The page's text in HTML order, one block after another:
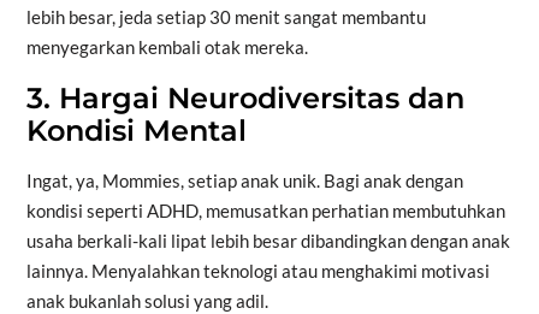
lebih besar, jeda setiap 30 menit sangat membantu
menyegarkan kembali otak mereka.
3. Hargai Neurodiversitas dan
Kondisi Mental
Ingat, ya, Mommies, setiap anak unik. Bagi anak dengan
kondisi seperti ADHD, memusatkan perhatian membutuhkan
usaha berkali-kali lipat lebih besar dibandingkan dengan anak
lainnya. Menyalahkan teknologi atau menghakimi motivasi
anak bukanlah solusi yang adil.